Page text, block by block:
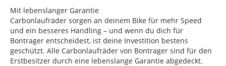
Mit lebenslanger Garantie
Carbonlaufräder sorgen an deinem Bike für mehr Speed
und ein besseres Handling – und wenn du dich für
Bontrager entscheidest, ist deine Investition bestens
geschützt. Alle Carbonlaufräder von Bontrager sind für den
Erstbesitzer durch eine lebenslange Garantie abgedeckt.